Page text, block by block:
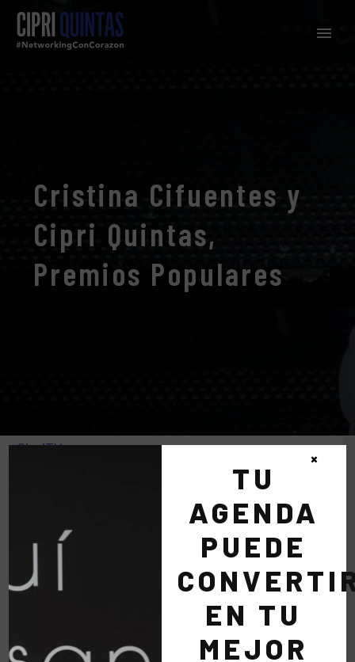
Cristina Cifuentes y
Cipri Quintas,
Premios Populares
CipriTV
Muy agradecido por este premio, para mí es un
orgullo que me lo hayan dado en mi ciudad,
Alcobendas.
TU
AGENDA
PUEDE
EN TU
MEJOR
×